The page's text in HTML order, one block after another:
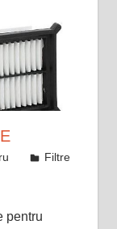
Filtre
pentru